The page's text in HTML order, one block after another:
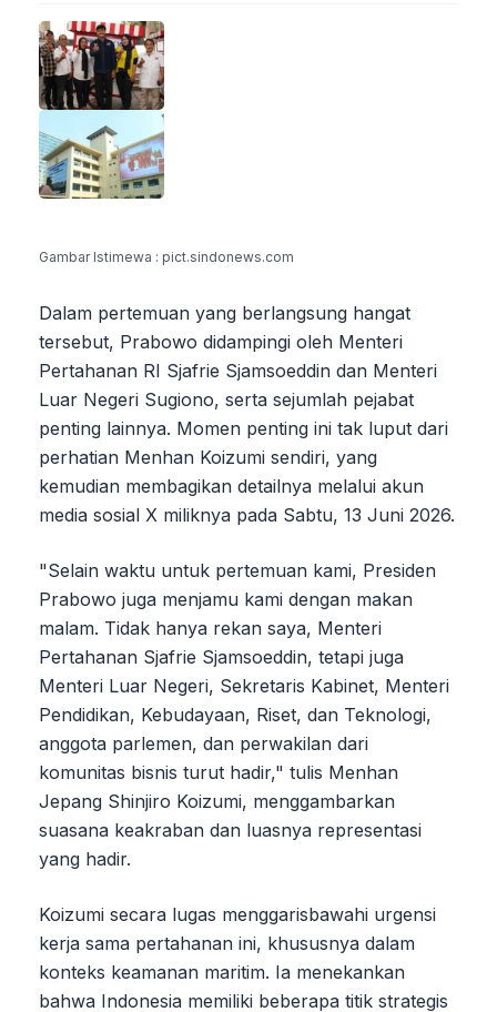
Gambar Istimewa : pict.sindonews.com
Dalam pertemuan yang berlangsung hangat
tersebut, Prabowo didampingi oleh Menteri
Pertahanan RI Sjafrie Sjamsoeddin dan Menteri
Luar Negeri Sugiono, serta sejumlah pejabat
penting lainnya. Momen penting ini tak luput dari
perhatian Menhan Koizumi sendiri, yang
kemudian membagikan detailnya melalui akun
media sosial X miliknya pada Sabtu, 13 Juni 2026.
"Selain waktu untuk pertemuan kami, Presiden
Prabowo juga menjamu kami dengan makan
malam. Tidak hanya rekan saya, Menteri
Pertahanan Sjafrie Sjamsoeddin, tetapi juga
Menteri Luar Negeri, Sekretaris Kabinet, Menteri
Pendidikan, Kebudayaan, Riset, dan Teknologi,
anggota parlemen, dan perwakilan dari
komunitas bisnis turut hadir," tulis Menhan
Jepang Shinjiro Koizumi, menggambarkan
suasana keakraban dan luasnya representasi
yang hadir.
Koizumi secara lugas menggarisbawahi urgensi
kerja sama pertahanan ini, khususnya dalam
konteks keamanan maritim. Ia menekankan
bahwa Indonesia memiliki beberapa titik strategis